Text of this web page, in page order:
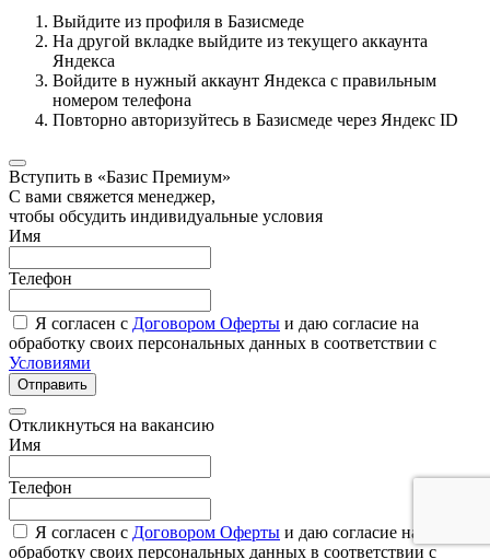
Выйдите из профиля в Базисмеде
На другой вкладке выйдите из текущего аккаунта
Яндекса
Войдите в нужный аккаунт Яндекса с правильным
номером телефона
Повторно авторизуйтесь в Базисмеде через Яндекс ID
Вступить в «Базис Премиум»
С вами свяжется менеджер,
чтобы обсудить индивидуальные условия
Имя
Телефон
Я согласен с Договором Оферты и даю согласие на
обработку своих персональных данных в соответствии с
Условиями
Отправить
Откликнуться на вакансию
Имя
Телефон
Я согласен с Договором Оферты и даю согласие на
обработку своих персональных данных в соответствии с